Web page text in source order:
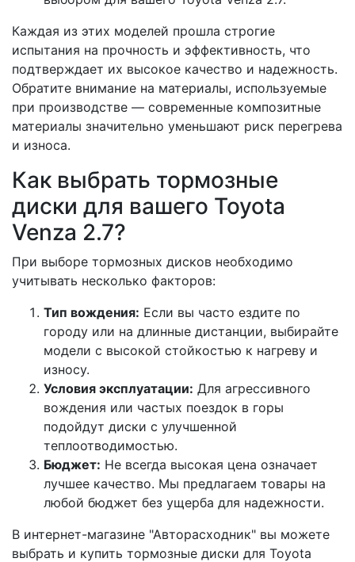
Каждая из этих моделей прошла строгие
испытания на прочность и эффективность, что
подтверждает их высокое качество и надежность.
Обратите внимание на материалы, используемые
при производстве — современные композитные
материалы значительно уменьшают риск перегрева
и износа.
Как выбрать тормозные
диски для вашего Toyota
Venza 2.7?
При выборе тормозных дисков необходимо
учитывать несколько факторов:
Тип вождения: Если вы часто ездите по
городу или на длинные дистанции, выбирайте
модели с высокой стойкостью к нагреву и
износу.
Условия эксплуатации: Для агрессивного
вождения или частых поездок в горы
подойдут диски с улучшенной
теплоотводимостью.
Бюджет: Не всегда высокая цена означает
лучшее качество. Мы предлагаем товары на
любой бюджет без ущерба для надежности.
В интернет-магазине "Авторасходник" вы можете
выбрать и купить тормозные диски для Toyota